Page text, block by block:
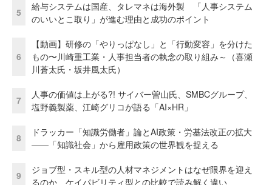
5
給与システムは国産、タレマネは海外製 「人事システム
のいいとこ取り」が進む理由と成功のポイント
6
【動画】研修の「やりっぱなし」と「行動変容」を分けた
もの〜川崎重工業・人事担当者の執念の取り組み～（喜瀬
川蒼太氏・坂井風太氏）
7
人事の価値は上がる?! サイバー曽山氏、SMBCグループ、
塩野義製薬、江崎グリコが語る「AI×HR」
8
ドラッカー「知識労働者」論とAI政策・労基法改正の拡大
——「知識社会」から雇用政策の世界観を捉える
9
ジョブ型・スキル型の人材マネジメントはなぜ限界を迎え
るのか ケイパビリティ型との比較で読み解く違い